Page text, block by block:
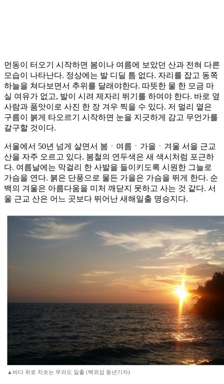
먼동이 터오기 시작하면 봄이나 여름에 보았던 산과 전혀 다른
모습이 나타난다. 정상에는 발 디딜 틈 없다. 자리를 잡고 동쪽
하늘을 쳐다보면서 추위를 달래야한다. 따뜻한 물 한 모금 마
실 여유가 없고, 발이 시려 제자리 뛰기를 하여야 한다. 바로 옆
사람과 품앗이로 사진 한 장 겨우 찍을 수 있다. 저 멀리 옅은
구름이 붉게 타오르기 시작하면 눈을 지긋하게 감고 무언가를
갈구할 것이다.
서울에서 50년 넘게 살면서 봄ㆍ여름ㆍ가을ㆍ겨울 서을 근교
산을 자주 오르고 있다. 봄철의 연두색은 새 색시처럼 포근하
다. 여름날에는 막걸리 한 사발을 들이키도록 시원한 그늘로
가슴을 연다. 붉은 단풍으로 물든 가을은 가슴을 뛰게 한다. 순
백의 겨울은 아름다움을 미처 깨닫지 못하고 사는 것 같다. 서
울 근교 산은 어느 곳보다 뛰어난 새해일출 명승지다.
▲바다 위로 치솟는 무의도 일출 (백외섭 동년기자)